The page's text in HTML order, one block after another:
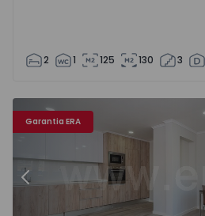
2 1 125 130 3
Garantia ERA
Apartamento T2 Amadora,
Anterior